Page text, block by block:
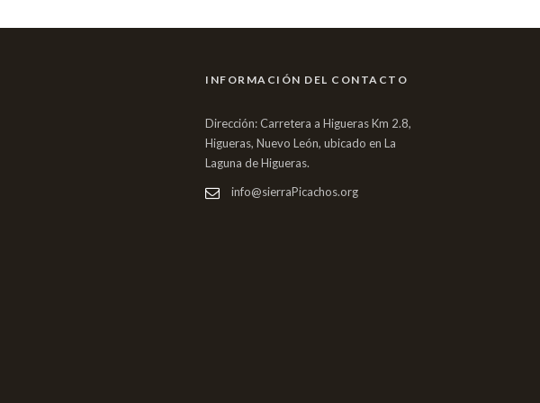
INFORMACIÓN DEL CONTACTO
Dirección: Carretera a Higueras Km 2.8,
Higueras, Nuevo León, ubicado en La
Laguna de Higueras.
info@sierraPicachos.org